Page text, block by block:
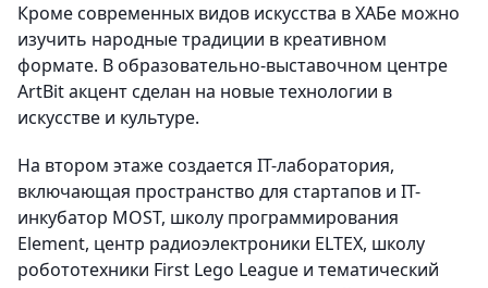
Кроме современных видов искусства в ХАБе можно
изучить народные традиции в креативном
формате. В образовательно-выставочном центре
ArtBit акцент сделан на новые технологии в
искусстве и культуре.
На втором этаже создается IT-лаборатория,
включающая пространство для стартапов и IT-
инкубатор MOST, школу программирования
Element, центр радиоэлектроники ELTEX, школу
робототехники First Lego League и тематический